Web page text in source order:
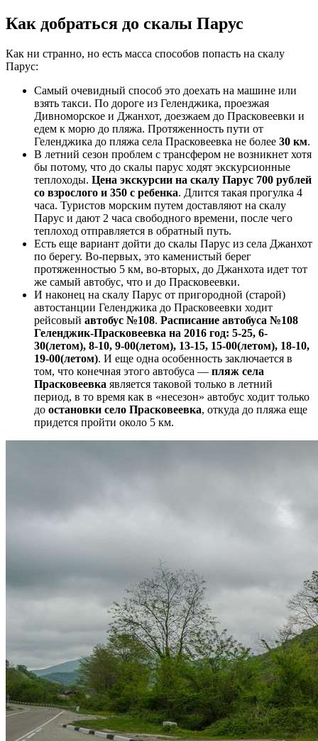
Как добраться до скалы Парус
Как ни странно, но есть масса способов попасть на скалу
Парус:
Самый очевидный способ это доехать на машине или
взять такси. По дороге из Геленджика, проезжая
Дивноморское и Джанхот, доезжаем до Прасковеевки и
едем к морю до пляжа. Протяженность пути от
Геленджика до пляжа села Прасковеевка не более 30 км.
В летний сезон проблем с трансфером не возникнет хотя
бы потому, что до скалы парус ходят экскурсионные
теплоходы. Цена экскурсии на скалу Парус 700 рублей
со взрослого и 350 с ребенка. Длится такая прогулка 4
часа. Туристов морским путем доставляют на скалу
Парус и дают 2 часа свободного времени, после чего
теплоход отправляется в обратный путь.
Есть еще вариант дойти до скалы Парус из села Джанхот
по берегу. Во-первых, это каменистый берег
протяженностью 5 км, во-вторых, до Джанхота идет тот
же самый автобус, что и до Прасковеевки.
И наконец на скалу Парус от пригородной (старой)
автостанции Геленджика до Прасковеевки ходит
рейсовый автобус №108. Расписание автобуса №108
Геленджик-Прасковеевка на 2016 год: 5-25, 6-
30(летом), 8-10, 9-00(летом), 13-15, 15-00(летом), 18-10,
19-00(летом). И еще одна особенность заключается в
том, что конечная этого автобуса — пляж села
Прасковеевка является таковой только в летний
период, в то время как в «несезон» автобус ходит только
до остановки село Прасковеевка, откуда до пляжа еще
придется пройти около 5 км.